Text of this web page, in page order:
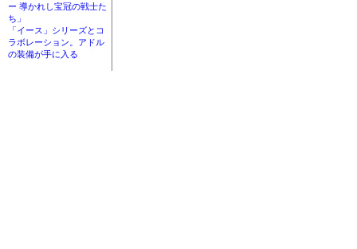
ー 導かれし宝冠の戦士た
ち」
「イース」シリーズとコ
ラボレーション。アドル
の装備が手に入る